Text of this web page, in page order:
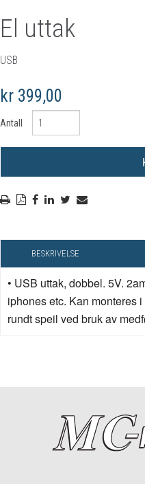
El uttak
USB
kr 399,00
Antall
BESKRIVELSE
• USB uttak, dobbel. 5V.
iphones etc. Kan monteres
rundt speil ved bruk av